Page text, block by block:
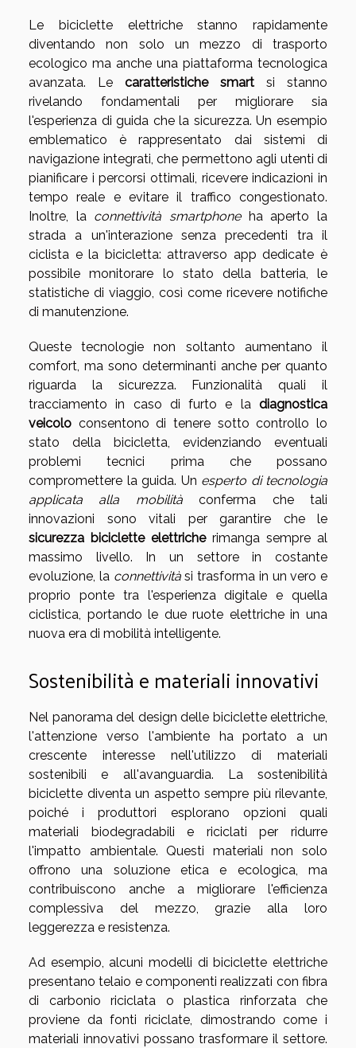
Le biciclette elettriche stanno rapidamente
diventando non solo un mezzo di trasporto
ecologico ma anche una piattaforma tecnologica
avanzata. Le caratteristiche smart si stanno
rivelando fondamentali per migliorare sia
l'esperienza di guida che la sicurezza. Un esempio
emblematico è rappresentato dai sistemi di
navigazione integrati, che permettono agli utenti di
pianificare i percorsi ottimali, ricevere indicazioni in
tempo reale e evitare il traffico congestionato.
Inoltre, la connettività smartphoneha aperto la
strada a un'interazione senza precedenti tra il
ciclista e la bicicletta: attraverso app dedicate è
possibile monitorare lo stato della batteria, le
statistiche di viaggio, così come ricevere notifiche
di manutenzione.
Queste tecnologie non soltanto aumentano il
comfort, ma sono determinanti anche per quanto
riguarda la sicurezza. Funzionalità quali il
tracciamento in caso di furto e la diagnostica
veicolo consentono di tenere sotto controllo lo
stato della bicicletta, evidenziando eventuali
problemi tecnici prima che possano
compromettere la guida. Un esperto di tecnologia
applicata alla mobilitàconferma che tali
innovazioni sono vitali per garantire che le
sicurezza biciclette elettricherimanga sempre al
massimo livello. In un settore in costante
evoluzione, la connettivitàsi trasforma in un vero e
proprio ponte tra l'esperienza digitale e quella
ciclistica, portando le due ruote elettriche in una
nuova era di mobilità intelligente.
Sostenibilità e materiali innovativi
Nel panorama del design delle biciclette elettriche,
l'attenzione verso l'ambiente ha portato a un
crescente interesse nell'utilizzo di materiali
sostenibili e all'avanguardia. La sostenibilità
biciclette diventa un aspetto sempre più rilevante,
poiché i produttori esplorano opzioni quali
materiali biodegradabili e riciclati per ridurre
l'impatto ambientale. Questi materiali non solo
offrono una soluzione etica e ecologica, ma
contribuiscono anche a migliorare l'efficienza
complessiva del mezzo, grazie alla loro
leggerezza e resistenza.
Ad esempio, alcuni modelli di biciclette elettriche
presentano telaio e componenti realizzati con fibra
di carbonio riciclata o plastica rinforzata che
proviene da fonti riciclate, dimostrando come i
materiali innovativi possano trasformare il settore.